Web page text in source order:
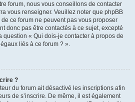
forum, nous vous conseillons de contacter
vous renseigner. Veuillez noter que phpBB
ce forum ne peuvent pas vous proposer
donc pas être contactés à ce sujet, excepté
question « Qui dois-je contacter à propos de
liés à ce forum ? ».
?
du forum ait désactivé les inscriptions afin
de s’inscrire. De même, il est également